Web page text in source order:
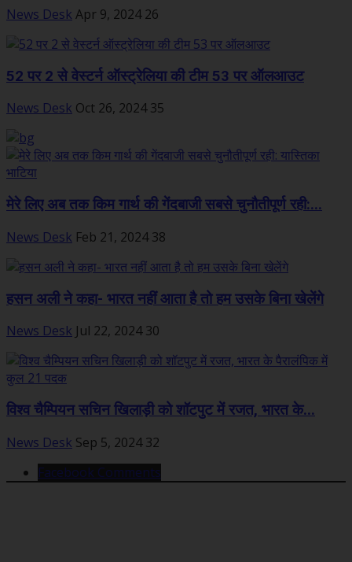
News Desk Apr 9, 2024 26
52 पर 2 से वेस्टर्न ऑस्ट्रेलिया की टीम 53 पर ऑलआउट
News Desk Oct 26, 2024 35
मेरे लिए अब तक किम गार्थ की गेंदबाजी सबसे चुनौतीपूर्ण रही:...
News Desk Feb 21, 2024 38
हसन अली ने कहा- भारत नहीं आता है तो हम उसके बिना खेलेंगे
News Desk Jul 22, 2024 30
विश्व चैम्पियन सचिन खिलाड़ी को शॉटपुट में रजत, भारत के...
News Desk Sep 5, 2024 32
Facebook Comments